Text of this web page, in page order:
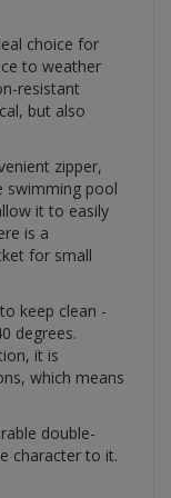
choice for
to weather
resistant
but also
zipper,
swimming pool
it to easily
is a
for small
keep clean -
degrees.
it is
which means
double-
character to it.